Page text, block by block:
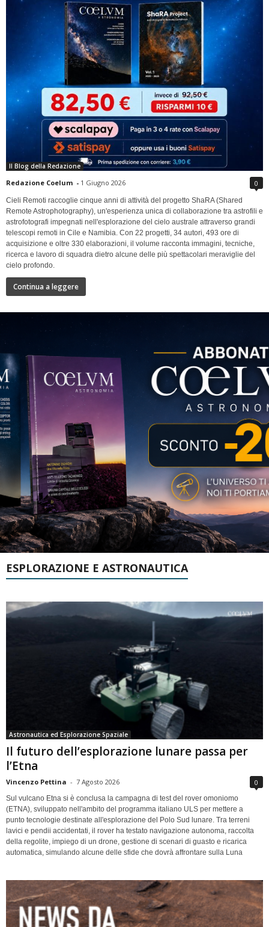
Il Blog della Redazione
Redazione Coelum - 1 Giugno 2026 0
Cieli Remoti raccoglie cinque anni di attività del progetto ShaRA (Shared
Remote Astrophotography), un'esperienza unica di collaborazione tra astrofili e
astrofotografi impegnati nell'esplorazione del cielo australe attraverso grandi
telescopi remoti in Cile e Namibia. Con 22 progetti, 34 autori, 493 ore di
acquisizione e oltre 330 elaborazioni, il volume racconta immagini, tecniche,
ricerca e lavoro di squadra dietro alcune delle più spettacolari meraviglie del
cielo profondo.
Continua a leggere
ESPLORAZIONE E ASTRONAUTICA
Astronautica ed Esplorazione Spaziale
Il futuro dell’esplorazione lunare passa per
l’Etna
Vincenzo Pettina - 7 Agosto 2026 0
Sul vulcano Etna si è conclusa la campagna di test del rover omoniomo
(ETNA), sviluppato nell'ambito del programma italiano ULS per mettere a
punto tecnologie destinate all'esplorazione del Polo Sud lunare. Tra terreni
lavici e pendii accidentati, il rover ha testato navigazione autonoma, raccolta
della regolite, impiego di un drone, gestione di scenari di guasto e ricarica
automatica, simulando alcune delle sfide che dovrà affrontare sulla Luna